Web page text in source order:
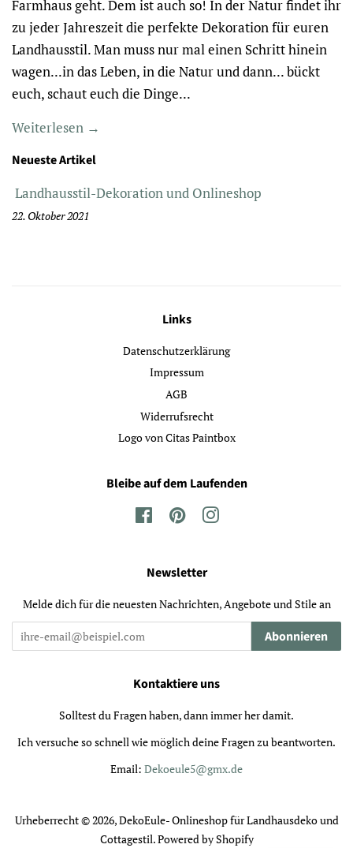
Farmhaus geht. Dem ist auch so! In der Natur findet ihr
zu jeder Jahreszeit die perfekte Dekoration für euren
Landhausstil. Man muss nur mal einen Schritt hinein
wagen...in das Leben, in die Natur und dann... bückt
euch, schaut euch die Dinge...
Weiterlesen →
Neueste Artikel
Landhausstil-Dekoration und Onlineshop
22. Oktober 2021
Links
Datenschutzerklärung
Impressum
AGB
Widerrufsrecht
Logo von Citas Paintbox
Bleibe auf dem Laufenden
FacebookPinterestInstagram
Newsletter
Melde dich für die neuesten Nachrichten, Angebote und Stile an
Abonnieren
Kontaktiere uns
Solltest du Fragen haben, dann immer her damit.
Ich versuche so schnell wie möglich deine Fragen zu beantworten.
Email: Dekoeule5@gmx.de
Urheberrecht © 2026,DekoEule- Onlineshop für Landhausdeko und
Cottagestil. Powered by Shopify